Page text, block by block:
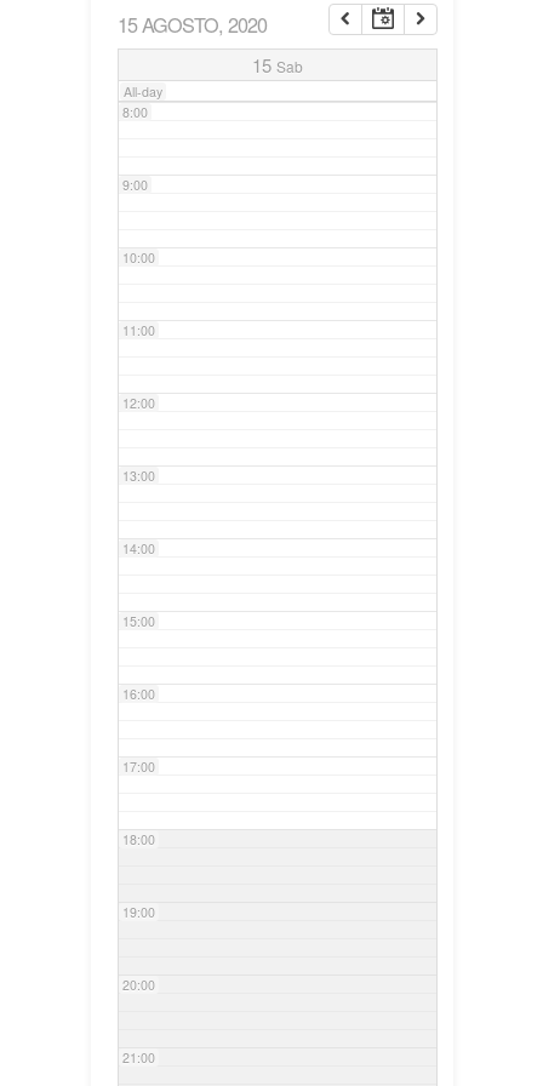
15 AGOSTO, 2020
15 Sab
All-day
7:00
8:00
9:00
10:00
11:00
12:00
13:00
14:00
15:00
16:00
17:00
18:00
19:00
20:00
21:00